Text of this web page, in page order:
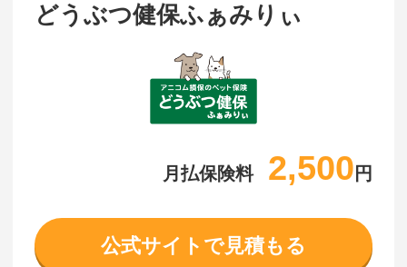
どうぶつ健保ふぁみりぃ
月払保険料 2,500 円
公式サイトで見積もる